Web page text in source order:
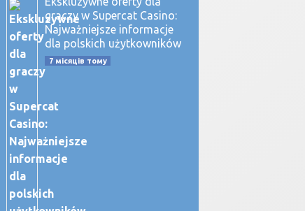
graczy w Supercat Casino:
Najważniejsze informacje
dla polskich użytkowników
7 місяців тому